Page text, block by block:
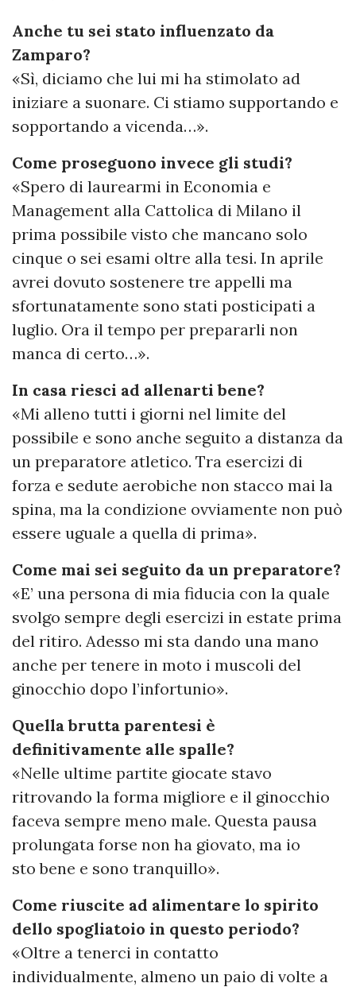
Anche tu sei stato influenzato da
Zamparo?
«Sì, diciamo che lui mi ha stimolato ad
iniziare a suonare. Ci stiamo supportando e
sopportando a vicenda…».
Come proseguono invece gli studi?
«Spero di laurearmi in Economia e
Management alla Cattolica di Milano il
prima possibile visto che mancano solo
cinque o sei esami oltre alla tesi. In aprile
avrei dovuto sostenere tre appelli ma
sfortunatamente sono stati posticipati a
luglio. Ora il tempo per prepararli non
manca di certo…».
In casa riesci ad allenarti bene?
«Mi alleno tutti i giorni nel limite del
possibile e sono anche seguito a distanza da
un preparatore atletico. Tra esercizi di
forza e sedute aerobiche non stacco mai la
spina, ma la condizione ovviamente non può
essere uguale a quella di prima».
Come mai sei seguito da un preparatore?
«E’ una persona di mia fiducia con la quale
svolgo sempre degli esercizi in estate prima
del ritiro. Adesso mi sta dando una mano
anche per tenere in moto i muscoli del
ginocchio dopo l’infortunio».
Quella brutta parentesi è
definitivamente alle spalle?
«Nelle ultime partite giocate stavo
ritrovando la forma migliore e il ginocchio
faceva sempre meno male. Questa pausa
prolungata forse non ha giovato, ma io
sto bene e sono tranquillo».
Come riuscite ad alimentare lo spirito
dello spogliatoio in questo periodo?
«Oltre a tenerci in contatto
individualmente, almeno un paio di volte a